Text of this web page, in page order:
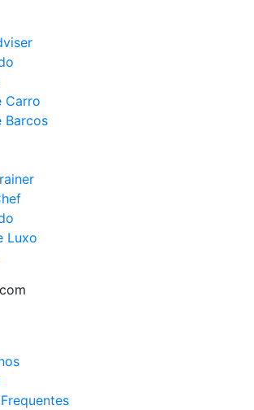
Carro
Barcos
Luxo